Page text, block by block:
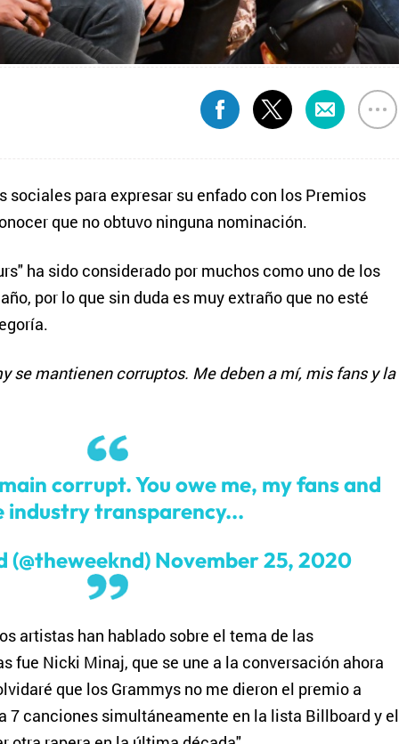
sociales para expresar su enfado con los Premios
que no obtuvo ninguna nominación.
ha sido considerado por muchos como uno de los
por lo que sin duda es muy extraño que no esté
se mantienen corruptos. Me deben a mí, mis fans y la
corrupt. You owe me, my fans and
industry transparency...
(@theweeknd) November 25, 2020
artistas han hablado sobre el tema de las
fue Nicki Minaj, que se une a la conversación ahora
que los Grammys no me dieron el premio a
7 canciones simultáneamente en la lista Billboard y el